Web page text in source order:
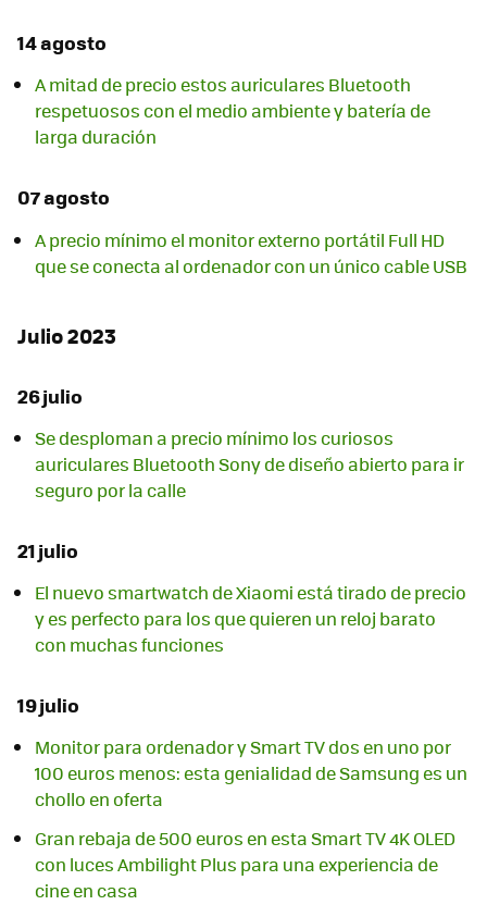
14 agosto
A mitad de precio estos auriculares Bluetooth
respetuosos con el medio ambiente y batería de
larga duración
07 agosto
A precio mínimo el monitor externo portátil Full HD
que se conecta al ordenador con un único cable USB
Julio 2023
26 julio
Se desploman a precio mínimo los curiosos
auriculares Bluetooth Sony de diseño abierto para ir
seguro por la calle
21 julio
El nuevo smartwatch de Xiaomi está tirado de precio
y es perfecto para los que quieren un reloj barato
con muchas funciones
19 julio
Monitor para ordenador y Smart TV dos en uno por
100 euros menos: esta genialidad de Samsung es un
chollo en oferta
Gran rebaja de 500 euros en esta Smart TV 4K OLED
con luces Ambilight Plus para una experiencia de
cine en casa